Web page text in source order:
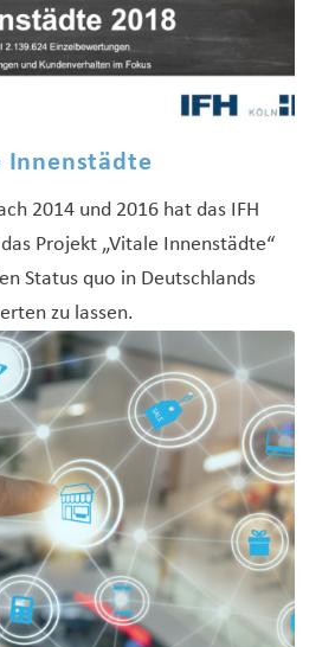
Innenstädte
2014 und 2016 hat das IFH
Projekt „Vitale Innenstädte“
Status quo in Deutschlands
zu lassen.